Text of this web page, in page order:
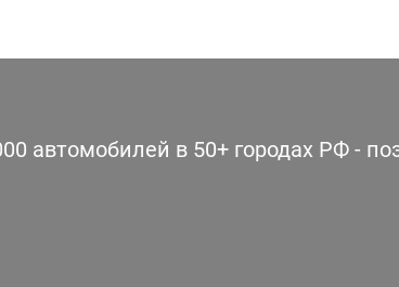
автомобилей в 50+ городах РФ -